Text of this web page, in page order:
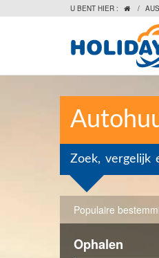
U BENT HIER :  /
Zoek, vergelijk
Populaire
Ophalen